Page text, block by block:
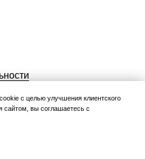
с целью улучшения клиентского
сайтом, вы соглашаетесь с